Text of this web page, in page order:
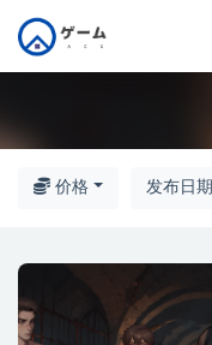
价格 发布日期